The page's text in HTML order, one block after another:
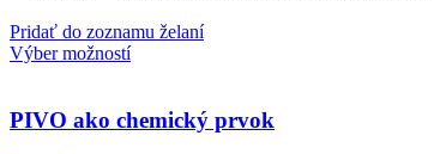
Pridať do zoznamu želaní
Výber možností
PIVO ako chemický prvok